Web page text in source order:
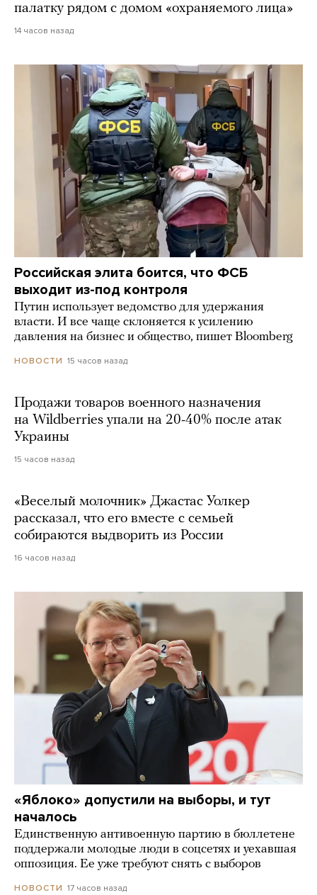
палатку рядом с домом «охраняемого лица»
14 часов назад
Российская элита боится, что ФСБ
выходит из-под контроля
Путин использует ведомство для удержания
власти. И все чаще склоняется к усилению
давления на бизнес и общество, пишет Bloomberg
НОВОСТИ 15 часов назад
Продажи товаров военного назначения
на Wildberries упали на 20-40% после атак
Украины
15 часов назад
«Веселый молочник» Джастас Уолкер
рассказал, что его вместе с семьей
собираются выдворить из России
16 часов назад
«Яблоко» допустили на выборы, и тут
началось
Единственную антивоенную партию в бюллетене
поддержали молодые люди в соцсетях и уехавшая
оппозиция. Ее уже требуют снять с выборов
НОВОСТИ 17 часов назад